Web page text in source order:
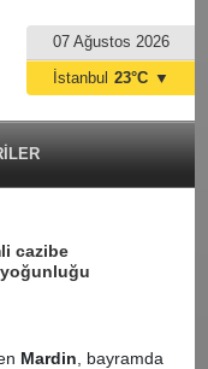
07 Ağustos 2026
İstanbul 23°C ▼
cazibe
Mardin , bayramda